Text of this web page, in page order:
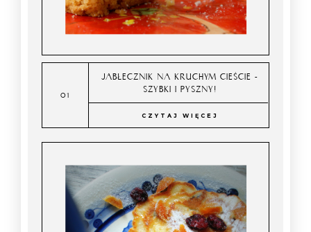
JABŁECZNIK NA KRUCHYM CIEŚCIE -
SZYBKI I PYSZNY!
CZYTAJ WIĘCEJ